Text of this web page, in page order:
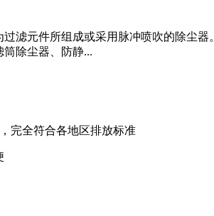
滤元件所组成或采用脉冲喷吹的除尘
除尘器、防静...
完全符合各地区排放标准